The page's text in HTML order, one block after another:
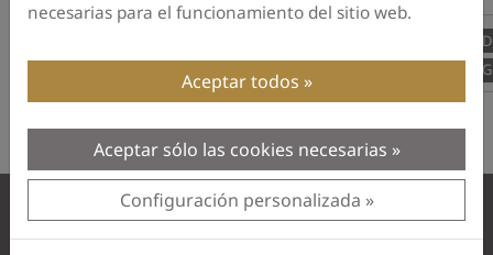
Ground Penetrating Radar (GPR)
Suscríbase al boletín de OKM:
necesarias para el funcionamiento del sitio web.
Aceptar todos
Aceptar sólo las cookies necesarias
Configuración personalizada